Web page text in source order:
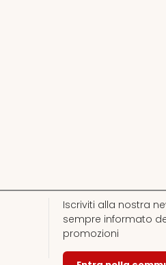
Iscriviti alla nostra
sempre informato
promozioni